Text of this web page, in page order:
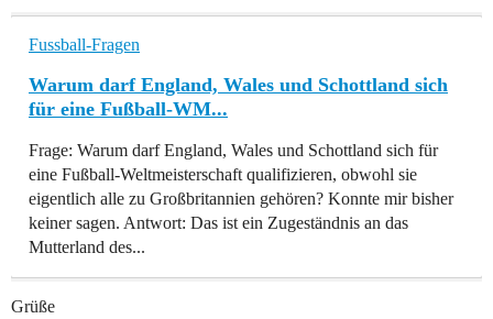
Fussball-Fragen
Warum darf England, Wales und Schottland sich
für eine Fußball-WM...
Frage: Warum darf England, Wales und Schottland sich für
eine Fußball-Weltmeisterschaft qualifizieren, obwohl sie
eigentlich alle zu Großbritannien gehören? Konnte mir bisher
keiner sagen. Antwort: Das ist ein Zugeständnis an das
Mutterland des...
Grüße